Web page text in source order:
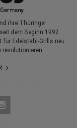
ihre Thüringer
dem Beginn 1992
für Edelstahl-Grills neu
revolutionieren.